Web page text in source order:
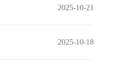
2025-10-21
2025-10-18